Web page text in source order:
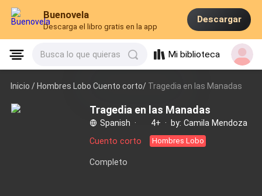
Buenovela
Descarga el libro gratis en la app
Descargar
Busca lo que quieras Mi biblioteca
Inicio /Hombres Lobo Cuento corto/ Tragedia en las Manadas
Tragedia en las Manadas
Spanish · 4+ ·
by: Camila Mendoza
Cuento corto
Hombres Lobo
Completo